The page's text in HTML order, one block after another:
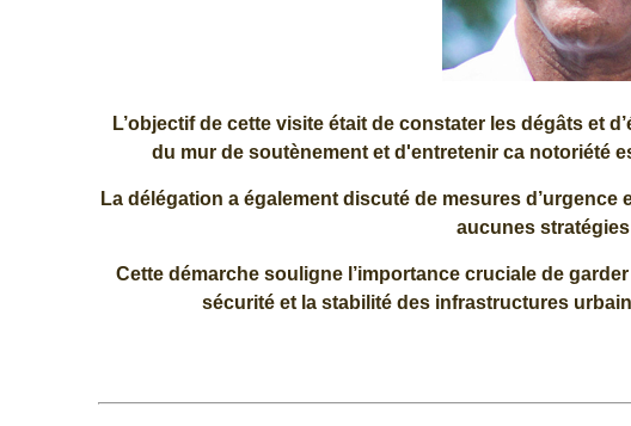
L’objectif de cette visite était de constater les dégâts et
du mur de soutènement et d'entretenir ca notoriété
La délégation a également discuté de mesures
aucunes
Cette démarche souligne l’importance cruciale de
sécurité et la stabilité des infrastructures